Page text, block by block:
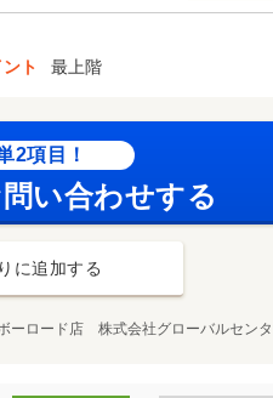
ト 最上階
2項目！
い合わせする
に追加する
ーロード店 株式会社グローバルセン